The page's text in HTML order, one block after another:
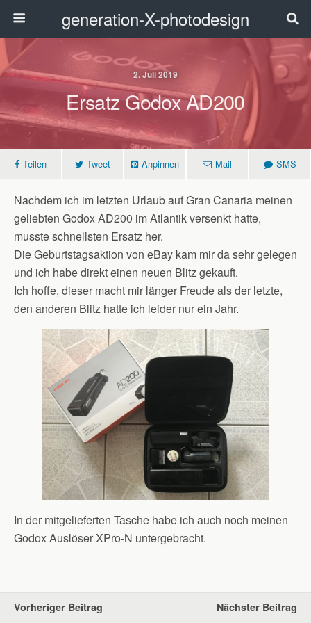
generation-X-photodesign
2. Juli 2019
Ersatz Godox AD200
Teilen Tweet Anpinnen Mail SMS
Nachdem ich im letzten Urlaub auf Gran Canaria meinen
geliebten Godox AD200 im Atlantik versenkt hatte,
musste schnellsten Ersatz her.
Die Geburtstagsaktion von eBay kam mir da sehr gelegen
und ich habe direkt einen neuen Blitz gekauft.
Ich hoffe, dieser macht mir länger Freude als der letzte,
den anderen Blitz hatte ich leider nur ein Jahr.
In der mitgelieferten Tasche habe ich auch noch meinen
Godox Auslöser XPro-N untergebracht.
Vorheriger Beitrag Nächster Beitrag